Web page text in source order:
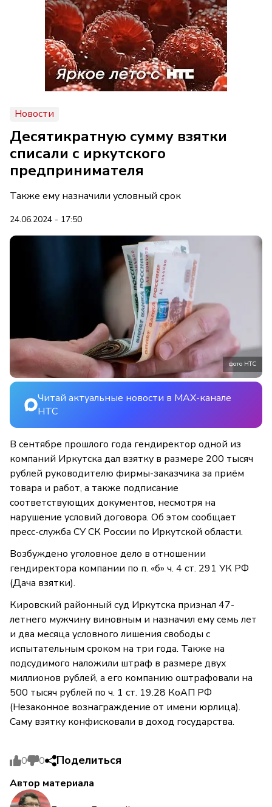
Новости
Десятикратную сумму взятки
списали с иркутского
предпринимателя
Также ему назначили условный срок
24.06.2024 - 17:50
фото НТС
Читай актуальные новости в MAX-канале
НТС
В сентябре прошлого года гендиректор одной из
компаний Иркутска дал взятку в размере 200 тысяч
рублей руководителю фирмы-заказчика за приём
товара и работ, а также подписание
соответствующих документов, несмотря на
нарушение условий договора. Об этом сообщает
пресс-служба СУ СК России по Иркутской области.
Возбуждено уголовное дело в отношении
гендиректора компании по п. «б» ч. 4 ст. 291 УК РФ
(Дача взятки).
Кировский районный суд Иркутска признал 47-
летнего мужчину виновным и назначил ему семь лет
и два месяца условного лишения свободы с
испытательным сроком на три года. Также на
подсудимого наложили штраф в размере двух
миллионов рублей, а его компанию оштрафовали на
500 тысяч рублей по ч. 1 ст. 19.28 КоАП РФ
(Незаконное вознаграждение от имени юрлица).
Саму взятку конфисковали в доход государства.
0 0 Поделиться
Автор материала